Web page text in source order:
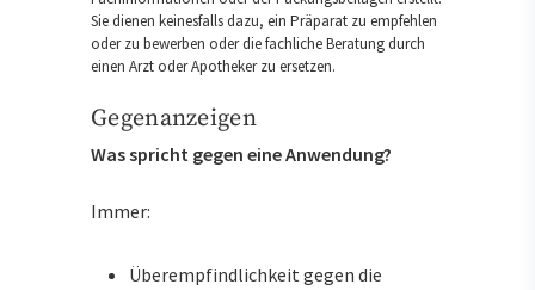
Sie dienen keinesfalls dazu, ein Präparat zu empfehlen
oder zu bewerben oder die fachliche Beratung durch
einen Arzt oder Apotheker zu ersetzen.
Gegenanzeigen
Was spricht gegen eine Anwendung?
Immer:
Überempfindlichkeit gegen die